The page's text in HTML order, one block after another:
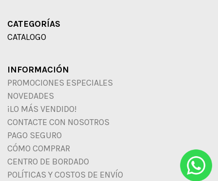
CATEGORÍAS
CATALOGO
INFORMACIÓN
PROMOCIONES ESPECIALES
NOVEDADES
¡LO MÁS VENDIDO!
CONTACTE CON NOSOTROS
PAGO SEGURO
CÓMO COMPRAR
CENTRO DE BORDADO
POLÍTICAS Y COSTOS DE ENVÍO